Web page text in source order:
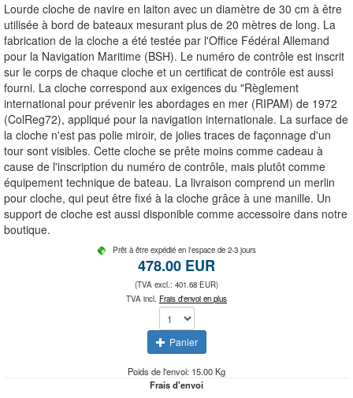
Lourde cloche de navire en laiton avec un diamètre de 30 cm à être
utilisée à bord de bateaux mesurant plus de 20 mètres de long. La
fabrication de la cloche a été testée par l'Office Fédéral Allemand
pour la Navigation Maritime (BSH). Le numéro de contrôle est inscrit
sur le corps de chaque cloche et un certificat de contrôle est aussi
fourni. La cloche correspond aux exigences du "Règlement
international pour prévenir les abordages en mer (RIPAM) de 1972
(ColReg72), appliqué pour la navigation internationale. La surface de
la cloche n'est pas polie miroir, de jolies traces de façonnage d'un
tour sont visibles. Cette cloche se prête moins comme cadeau à
cause de l'inscription du numéro de contrôle, mais plutôt comme
équipement technique de bateau. La livraison comprend un merlin
pour cloche, qui peut être fixé à la cloche grâce à une manille. Un
support de cloche est aussi disponible comme accessoire dans notre
boutique.
Prêt à être expédié en l'espace de 2-3 jours
478.00 EUR
(TVA excl.: 401.68 EUR)
TVA incl. Frais d'envoi en plus
Panier
Poids de l'envoi: 15.00 Kg
Frais d'envoi